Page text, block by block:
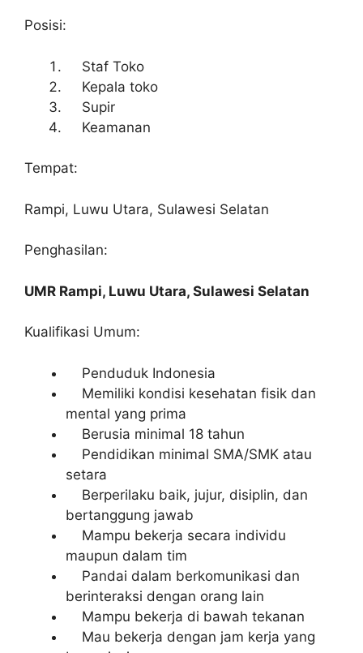
Posisi:
Staf Toko
Kepala toko
Supir
Keamanan
Tempat:
Rampi, Luwu Utara, Sulawesi Selatan
Penghasilan:
UMR Rampi, Luwu Utara, Sulawesi Selatan
Kualifikasi Umum:
Penduduk Indonesia
Memiliki kondisi kesehatan fisik dan
mental yang prima
Berusia minimal 18 tahun
Pendidikan minimal SMA/SMK atau
setara
Berperilaku baik, jujur, disiplin, dan
bertanggung jawab
Mampu bekerja secara individu
maupun dalam tim
Pandai dalam berkomunikasi dan
berinteraksi dengan orang lain
Mampu bekerja di bawah tekanan
Mau bekerja dengan jam kerja yang